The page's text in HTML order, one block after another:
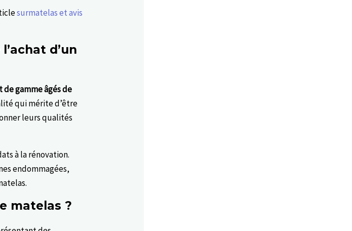
surmatelas et avis
d’un
de gamme âgés de
qui mérite d’être
leurs qualités
à la rénovation.
endommagées,
matelas ?